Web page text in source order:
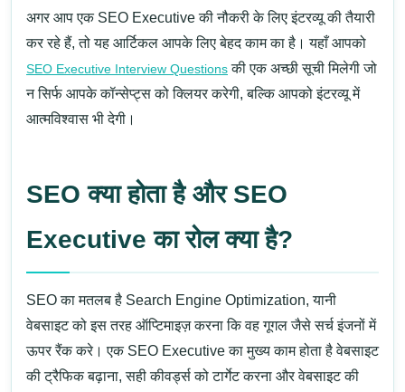
अगर आप एक SEO Executive की नौकरी के लिए इंटरव्यू की तैयारी
कर रहे हैं, तो यह आर्टिकल आपके लिए बेहद काम का है। यहाँ आपको
SEO Executive Interview Questionsकी एक अच्छी सूची मिलेगी जो
न सिर्फ आपके कॉन्सेप्ट्स को क्लियर करेगी, बल्कि आपको इंटरव्यू में
आत्मविश्वास भी देगी।
SEO क्या होता है और SEO
Executive का रोल क्या है?
SEO का मतलब है Search Engine Optimization, यानी
वेबसाइट को इस तरह ऑप्टिमाइज़ करना कि वह गूगल जैसे सर्च इंजनों में
ऊपर रैंक करे। एक SEO Executive का मुख्य काम होता है वेबसाइट
की ट्रैफिक बढ़ाना, सही कीवर्ड्स को टार्गेट करना और वेबसाइट की